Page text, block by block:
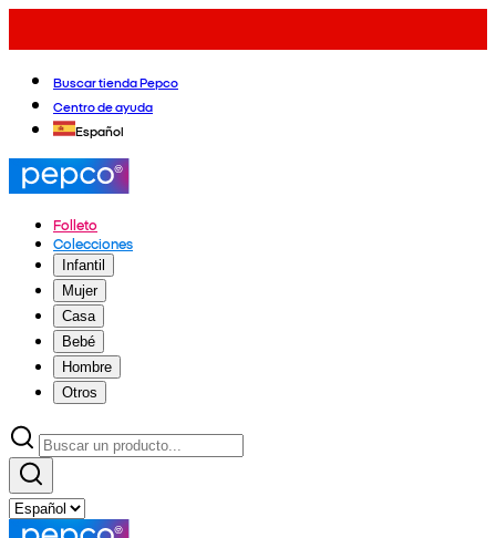
Buscar tienda Pepco
Centro de ayuda
Español
Folleto
Colecciones
Infantil
Mujer
Casa
Bebé
Hombre
Otros